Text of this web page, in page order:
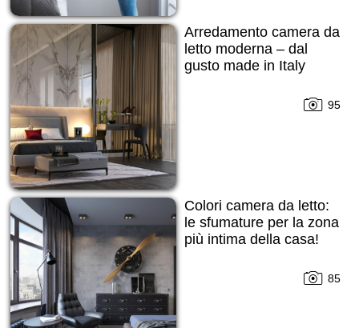
Arredamento camera da
letto moderna – dal
gusto made in Italy
95
Colori camera da letto:
le sfumature per la zona
più intima della casa!
85